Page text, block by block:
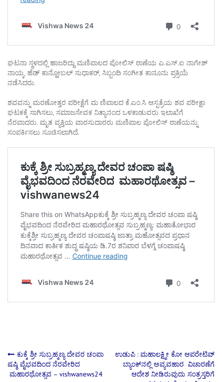
ಘಟನಾ ಸ್ಥಳದಲ್ಲಿ ಹಾಜರಿದ್ದು ಮಣಿಪಾಲದ ಪೋಲಿಸ್ ಠಾಣೆಯ ಎ.ಎಸ್.ಐ ನಾಗೇಶ್
ನಾಯ್ಕ, ಹೆಡ್ ಕಾನ್ಹೋಬಲ್‌ ಸುಧಾಕರ್, ಸಿಬ್ಬಂದಿ ಸಂಗೀತ ಕಾನೂನು ಪ್ರಕ್ರಿಯೆ
ನಡೆಸಿದರು.
ಶವವನ್ನು ಮರಣೋತ್ತರ ಪರೀಕ್ಷೆಗೆ ಮ ಣಿಪಾಲದ ಕೆ.ಎಂ.ಸಿ ಆಸ್ಪತ್ರೆಯ ಶವ ಪರೀಕ್ಷಾ
ಘಟಕಕ್ಕೆ ಸಾಗಿಸಲು, ಸಮಾಜಸೇವಕ ನಿತ್ಯಾನಂದ ಒಳಕಾಡುವರು ಇಲಾಖೆಗೆ
ನೆರವಾದರು. ಮೃತ ವ್ಯಕ್ತಿಯ ವಾರಸುದಾರರು ಮಣಿಪಾಲ ಪೋಲಿಸ್‌ ಠಾಣೆಯನ್ನು
ಸಂಪರ್ಕಿಸಲು ಸೂಚಿಸಲಾಗಿದೆ.
Post
ಕುಕ್ಕೆ ಶ್ರೀ ಸುಬ್ರಹ್ಮಣ್ಯ ದೇವರ ಚಂಪಾ
ಷಷ್ಠಿ ವೈಭವದಿಂದ ನೆರವೇರಿದ
ಮಹಾರಥೋತ್ಸವ – vishwanews24
ಉಡುಪಿ : ಮಹಾಲಕ್ಷ್ಮೀ ಕೋ ಆಪರೇಟಿವ್
ಬ್ಯಾಂಕ್‌ನಲ್ಲಿ ಅವ್ಯವಹಾರ ವಿಚಾರಣೆಗೆ
ಆದೇಶ ನೀಡಿರುವುದು ಸಂತ್ರಸ್ತರಿಗೆ